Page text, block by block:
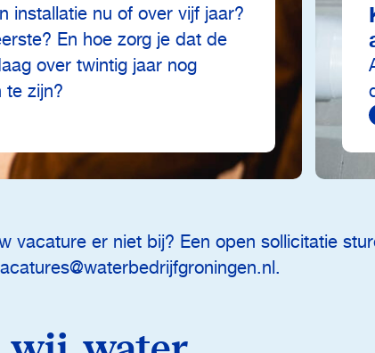
installatie nu of over vijf jaar?
En hoe zorg je dat de
over twintig jaar nog
te zijn?
vacature er niet bij? Een open sollicitatie